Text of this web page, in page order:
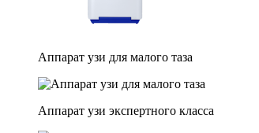
Аппарат узи для малого таза
Аппарат узи экспертного класса